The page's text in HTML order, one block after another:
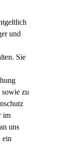
und
Sie
zu
im
uns
ein